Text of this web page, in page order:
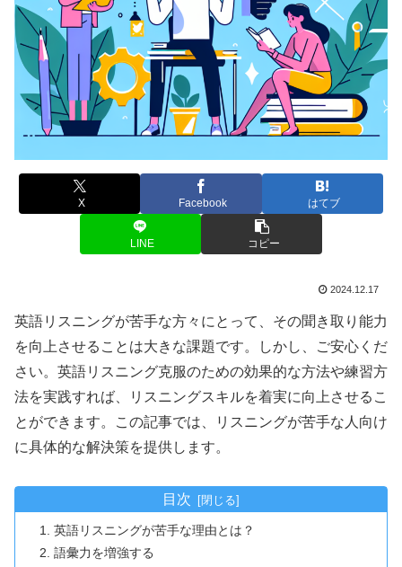
X Facebook はてブ
LINE コピー
2024.12.17
英語リスニングが苦手な方々にとって、その聞き取り能力
を向上させることは大きな課題です。しかし、ご安心くだ
さい。英語リスニング克服のための効果的な方法や練習方
法を実践すれば、リスニングスキルを着実に向上させるこ
とができます。この記事では、リスニングが苦手な人向け
に具体的な解決策を提供します。
目次
英語リスニングが苦手な理由とは？
語彙力を増強する